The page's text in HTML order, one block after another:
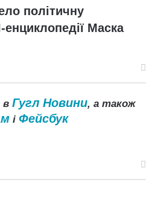
політичну
Маска
в Гугл Новини, а також
і Фейсбук